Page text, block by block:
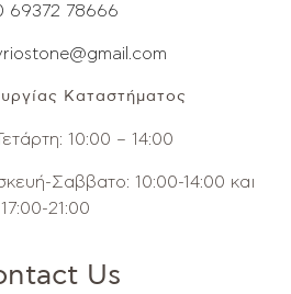
69372 78666
Καταστήματος
10:00 – 14:00
Σαββατο: 10:00-14:00 και
17:00-21:00
Us